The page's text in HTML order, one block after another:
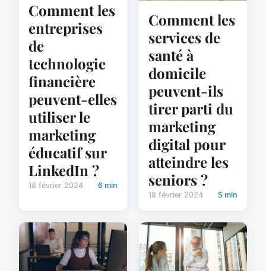
Comment les
entreprises
de
technologie
financière
peuvent-elles
utiliser le
marketing
éducatif sur
LinkedIn ?
18 février 2024 6 min
Comment les
services de
santé à
domicile
peuvent-ils
tirer parti du
marketing
digital pour
atteindre les
seniors ?
18 février 2024 5 min